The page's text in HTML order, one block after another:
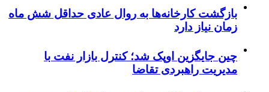
بازگشت کارخانه‌ها به روال عادی حداقل شش ماه
زمان نیاز دارد
چین جایگزین اوپک شد؛ کنترل بازار نفت با
مدیریت راهبردی تقاضا